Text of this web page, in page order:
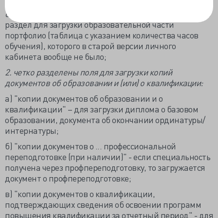
освоении программ повышения квалификации...".
Это
раздел для загрузки образовательной части
портфолио (таблица с указанием количества часов
обучения), которого в старой версии личного
кабинета вообще не было;
2. четко разделены поля для загрузки копий
документов об образовании и (или) о квалификации:
а) "копии документов об образовании и о
квалификации" – для загрузки диплома о базовом
образовании, документа об окончании ординатуры/
интернатуры;
б) "копии документов о ... профессиональной
переподготовке (при наличии)" - если специальность
получена через профпереподготовку, то загружается
документ о профпереподготовке;
в) "копии документов о квалификации,
подтверждающих сведения об освоении программ
повышения квалификации за отчетный период" - для